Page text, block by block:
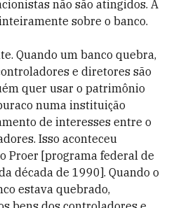
não são atingidos. A
sobre o banco.
Quando um banco quebra,
e diretores são
quer usar o patrimônio
numa instituição
de interesses entre o
Isso aconteceu
Proer [programa federal de
década de 1990]. Quando o
estava quebrado,